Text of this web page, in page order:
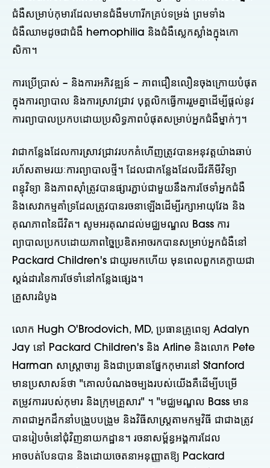
ជំងឺសម្រាប់កុមារដែលមានជំងឺមហារីកគ្រប់ទម្រង់ ព្រមទាំង
ជំងឺឈាមដូចជាជំងឺ hemophilia និងជំងឺស្លេកស្លាំងក្នុងកោ
សិកា។
ការប្រើប្រាស់ – និងការអភិវឌ្ឍន៍ – ភាពជឿនលឿនចុងក្រោយបំផុត
ក្នុងការព្យាបាល និងការស្រាវជ្រាវ បុគ្គលិកធ្វើការរួមគ្នាដើម្បីផ្តល់នូវ
ការព្យាបាលប្រកបដោយប្រសិទ្ធភាពបំផុតសម្រាប់អ្នកជំងឺម្នាក់ៗ។
វា​ជា​កន្លែង​ដែល​ការ​ស្រាវជ្រាវ​របកគំហើញ​ត្រូវ​បាន​អនុវត្ត​យ៉ាង​ឆាប់​
រហ័ស​តាម​រយៈ​ការ​ព្យាបាល​ថ្មី​។ ដែលជាកន្លែងដែលជីវគីមីវិទ្យា
ពន្ធុវិទ្យា និងភាពស៊ាំត្រូវបានផ្សារភ្ជាប់ជាមួយនឹងការថែទាំអ្នកជំងឺ
និងសេវាកម្មគាំទ្រដែលត្រូវបានរចនាឡើងដើម្បីរក្សាអាយុវែង និង
គុណភាពនៃជីវិត។ សូមអរគុណដល់មជ្ឈមណ្ឌល Bass ការ
ព្យាបាលប្រកបដោយភាពច្នៃប្រឌិតអាចរកបានសម្រាប់អ្នកជំងឺនៅ
Packard Children's ជាយូរមកហើយ មុនពេលពួកគេក្លាយជា
ស្តង់ដារនៃការថែទាំនៅកន្លែងផ្សេង។
គ្រួសារដំបូង
លោក Hugh O'Brodovich, MD, ប្រធានគ្រូពេទ្យ Adalyn
Jay នៅ Packard Children's និង Arline និងលោក Pete
Harman សាស្ត្រាចារ្យ និងជាប្រធានផ្នែកកុមារនៅ Stanford
មានប្រសាសន៍ថា "គោលបំណងចម្បងរបស់យើងគឺដើម្បីបម្រើ
តម្រូវការរបស់កុមារ និងក្រុមគ្រួសារ" ។ "មជ្ឈមណ្ឌល Bass មាន
ភាពជាអ្នកដឹកនាំបង្រួបបង្រួម និងវិធីសាស្រ្តតាមកម្មវិធី ជាជាងត្រូវ
បានរៀបចំនៅជុំវិញនាយកដ្ឋាន។ រចនាសម្ព័ន្ធអង្គការដែល
អាចបត់បែនបាន និងដោយចេតនាអនុញ្ញាតឱ្យ Packard